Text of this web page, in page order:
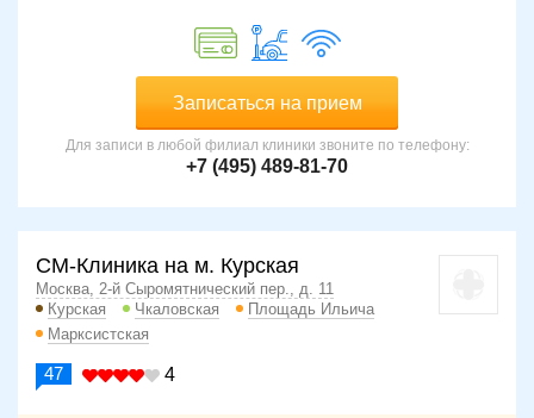
Записаться на прием
Для записи в любой филиал клиники звоните по телефону:
+7 (495) 489-81-70
СМ-Клиника на м. Курская
Москва, 2-й Сыромятнический пер., д. 11
Курская
Чкаловская
Площадь Ильича
Марксистская
47 4